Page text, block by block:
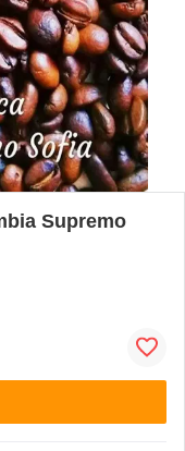
Supremo